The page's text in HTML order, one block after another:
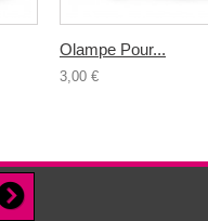
Olampe Pour...
3,00 €